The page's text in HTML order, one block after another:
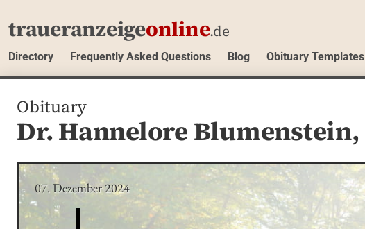
traueranzeigeonline.de
Directory Frequently Asked Questions Blog Obituary Templates
Obituary
Dr. Hannelore Blumenstein,
07. Dezember 2024